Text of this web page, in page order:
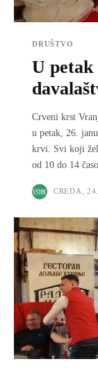
DRUŠTVO
U petak
Crveni krst
u petak, 26.
krvi. Svi koji
od 10 do 14
CREDA,